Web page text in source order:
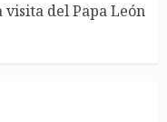
del Papa León